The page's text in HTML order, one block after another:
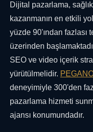
Dijital pazarlama,
kazanmanın en etkili
yüzde 90'ından fazlası
üzerinden
SEO ve video içerik
yürütülmelidir.
deneyimiyle 300'den
pazarlama hizmeti
ajansı konumundadır.